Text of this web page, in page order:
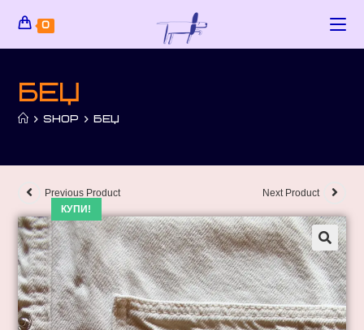
0
беџ
> SHOP > БЕЏ
КУПИ!
Previous Product Next Product